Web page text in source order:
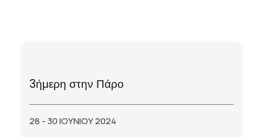
3ήμερη στην Πάρο
28 - 30 ΙΟΥΝΙΟΥ 2024